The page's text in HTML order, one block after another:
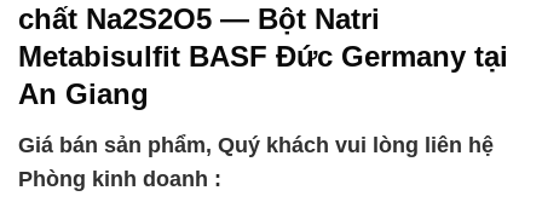
chất Na2S2O5 — Bột Natri
Metabisulfit BASF Đức Germany tại
An Giang
Giá bán sản phẩm, Quý khách vui lòng liên hệ
Phòng kinh doanh :